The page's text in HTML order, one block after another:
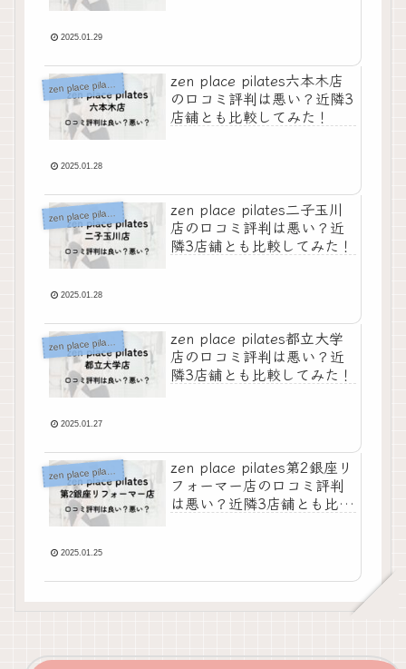
2025.01.29
z
zen place pilates六本木店
の口コミ評判は悪い？近隣3
店舗とも比較してみた！
2025.01.28
z
en place pilates
zen place pilates二子玉川
店の口コミ評判は悪い？近
隣3店舗とも比較してみた！
2025.01.28
z
en place pilates
zen place pilates都立大学
店の口コミ評判は悪い？近
隣3店舗とも比較してみた！
2025.01.27
z
en place pilates
zen place pilates第2銀座リ
フォーマー店の口コミ評判
は悪い？近隣3店舗とも比較
2025.01.25